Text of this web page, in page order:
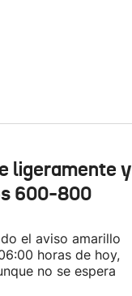
ligeramente y
600-800
el aviso amarillo
horas de hoy,
no se espera